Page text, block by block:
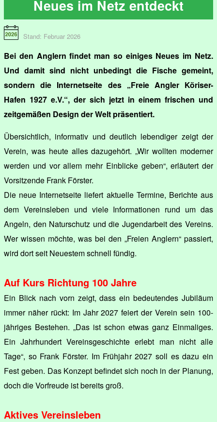
Neues im Netz entdeckt
Stand: Februar 2026
Bei den Anglern findet man so einiges Neues im Netz.
Und damit sind nicht unbedingt die Fische gemeint,
sondern die Internetseite des „Freie Angler Köriser-
Hafen 1927 e.V.“, der sich jetzt in einem frischen und
zeitgemäßen Design der Welt präsentiert.
Übersichtlich, informativ und deutlich lebendiger zeigt der
Verein, was heute alles dazugehört. „Wir wollten moderner
werden und vor allem mehr Einblicke geben“, erläutert der
Vorsitzende Frank Förster.
Die neue Internetseite liefert aktuelle Termine, Berichte aus
dem Vereinsleben und viele Informationen rund um das
Angeln, den Naturschutz und die Jugendarbeit des Vereins.
Wer wissen möchte, was bei den „Freien Anglern“ passiert,
wird dort seit Neuestem schnell fündig.
Auf Kurs Richtung 100 Jahre
Ein Blick nach vorn zeigt, dass ein bedeutendes Jubiläum
immer näher rückt: Im Jahr 2027 feiert der Verein sein 100-
jähriges Bestehen. „Das ist schon etwas ganz Einmaliges.
Ein Jahrhundert Vereinsgeschichte erlebt man nicht alle
Tage“, so Frank Förster. Im Frühjahr 2027 soll es dazu ein
Fest geben. Das Konzept befindet sich noch in der Planung,
doch die Vorfreude ist bereits groß.
Aktives Vereinsleben